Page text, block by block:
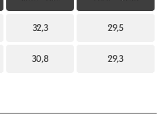
32,3 29,5
30,8 29,3